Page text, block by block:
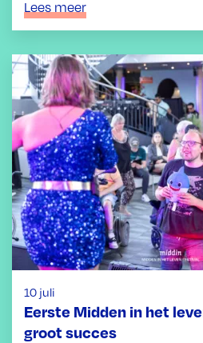
Lees meer
Eerste Midden in het
groot succes
10 juli